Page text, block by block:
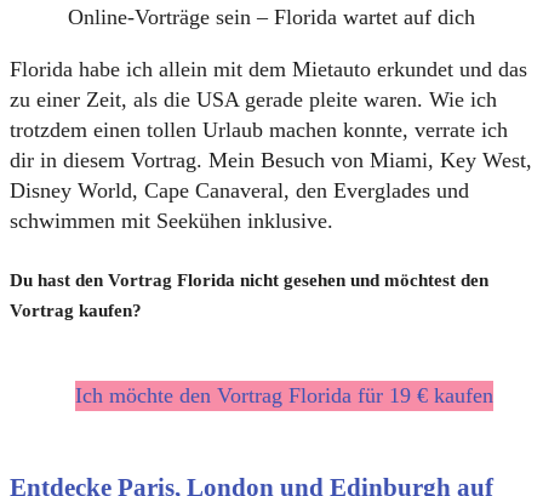
Online-Vorträge sein – Florida wartet auf dich
Florida habe ich allein mit dem Mietauto erkundet und das
zu einer Zeit, als die USA gerade pleite waren. Wie ich
trotzdem einen tollen Urlaub machen konnte, verrate ich
dir in diesem Vortrag. Mein Besuch von Miami, Key West,
Disney World, Cape Canaveral, den Everglades und
schwimmen mit Seekühen inklusive.
Du hast den Vortrag Florida nicht gesehen und möchtest den
Vortrag kaufen?
Ich möchte den Vortrag Florida für 19 € kaufen
Entdecke Paris, London und Edinburgh auf